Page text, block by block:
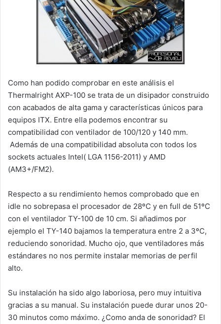
Como han podido comprobar en este análisis el
Thermalright AXP-100 se trata de un disipador construido
con acabados de alta gama y características únicos para
equipos ITX. Entre ella podemos encontrar su
compatibilidad con ventilador de 100/120 y 140 mm.
Además de una compatibilidad absoluta con todos los
sockets actuales Intel( LGA 1156-2011) y AMD
(AM3+/FM2).
Respecto a su rendimiento hemos comprobado que en
idle no sobrepasa el procesador de 28ºC y en full de 51ºC
con el ventilador TY-100 de 10 cm. Si añadimos por
ejemplo el TY-140 bajamos la temperatura entre 2 a 3ºC,
reduciendo sonoridad. Mucho ojo, que ventiladores más
estándares no nos permite instalar memorias de perfil
alto.
Su instalación ha sido algo laboriosa, pero muy intuitiva
gracias a su manual. Su instalación puede durar unos 20-
30 minutos como máximo. ¿Como anda de sonoridad? El